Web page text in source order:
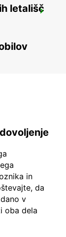
letališč
in
da
v
oba dela